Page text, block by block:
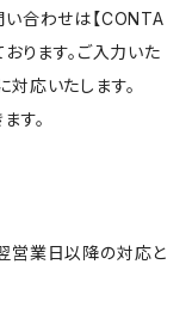
い合わせは【CONTA
ります。ご入力いた
応いたします。
す。
営業日以降の対応と